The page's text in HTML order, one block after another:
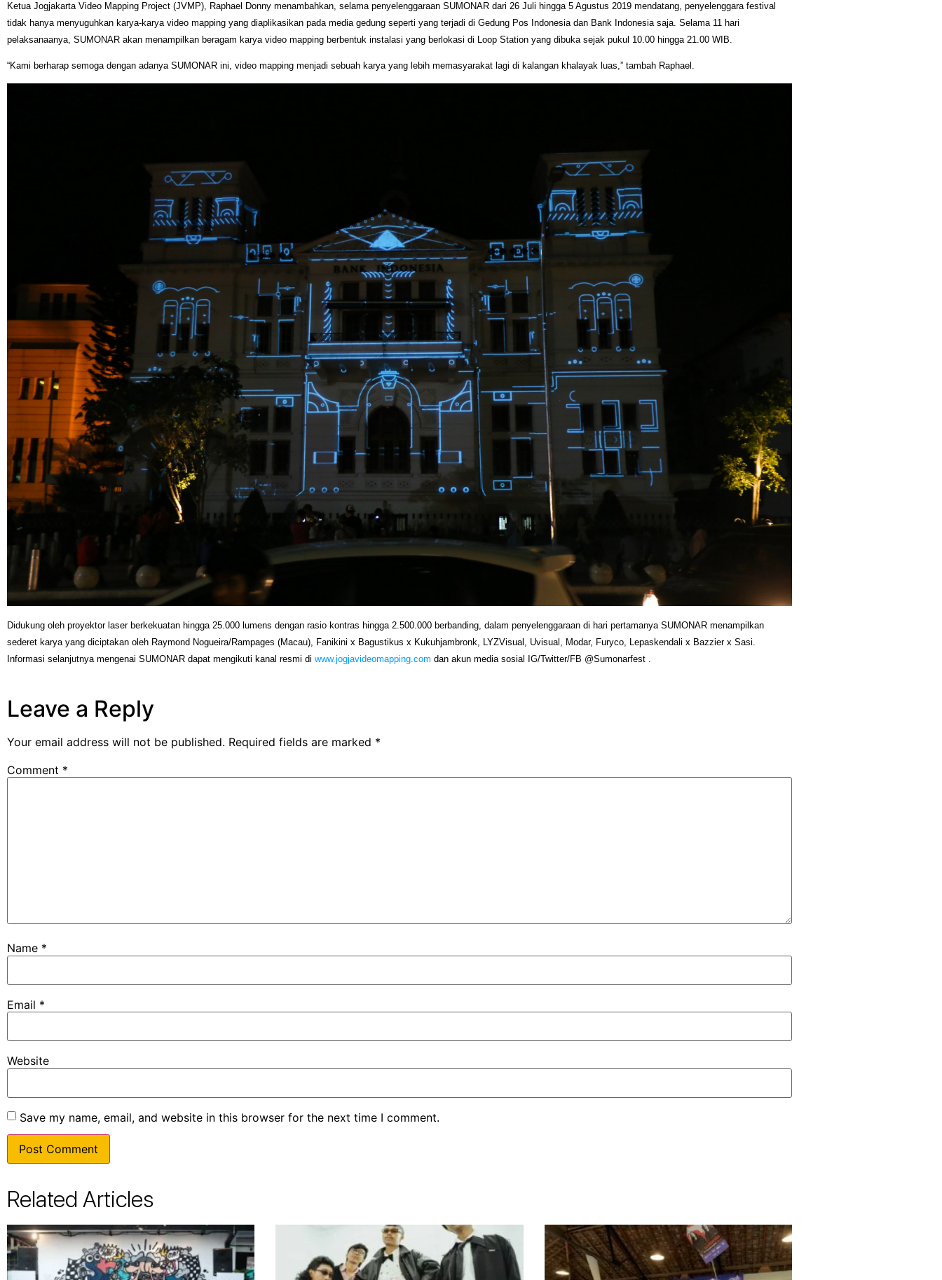
Ketua Jogjakarta Video Mapping Project (JVMP), Raphael Donny menambahkan, selama penyelenggaraan SUMONAR dari 26 Juli hingga 5 Agustus 2019 mendatang, penyelenggara festival
tidak hanya menyuguhkan karya-karya video mapping yang diaplikasikan pada media gedung seperti yang terjadi di Gedung Pos Indonesia dan Bank Indonesia saja. Selama 11 hari
pelaksanaanya, SUMONAR akan menampilkan beragam karya video mapping berbentuk instalasi yang berlokasi di Loop Station yang dibuka sejak pukul 10.00 hingga 21.00 WIB.
“Kami berharap semoga dengan adanya SUMONAR ini, video mapping menjadi sebuah karya yang lebih memasyarakat lagi di kalangan khalayak luas,” tambah Raphael.
Didukung oleh proyektor laser berkekuatan hingga 25.000 lumens dengan rasio kontras hingga 2.500.000 berbanding, dalam penyelenggaraan di hari pertamanya SUMONAR menampilkan
sederet karya yang diciptakan oleh Raymond Nogueira/Rampages (Macau), Fanikini x Bagustikus x Kukuhjambronk, LYZVisual, Uvisual, Modar, Furyco, Lepaskendali x Bazzier x Sasi.
Informasi selanjutnya mengenai SUMONAR dapat mengikuti kanal resmi di www.jogjavideomapping.com dan akun media sosial IG/Twitter/FB @Sumonarfest .
Leave a Reply
Your email address will not be published. Required fields are marked *
Comment *
Name *
Email *
Website
Save my name, email, and website in this browser for the next time I comment.
Related Articles